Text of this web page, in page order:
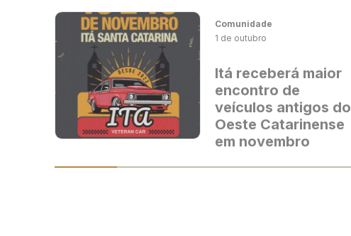
Comunidade
1 de outubro
Itá receberá maior
encontro de
veículos antigos do
Oeste Catarinense
em novembro